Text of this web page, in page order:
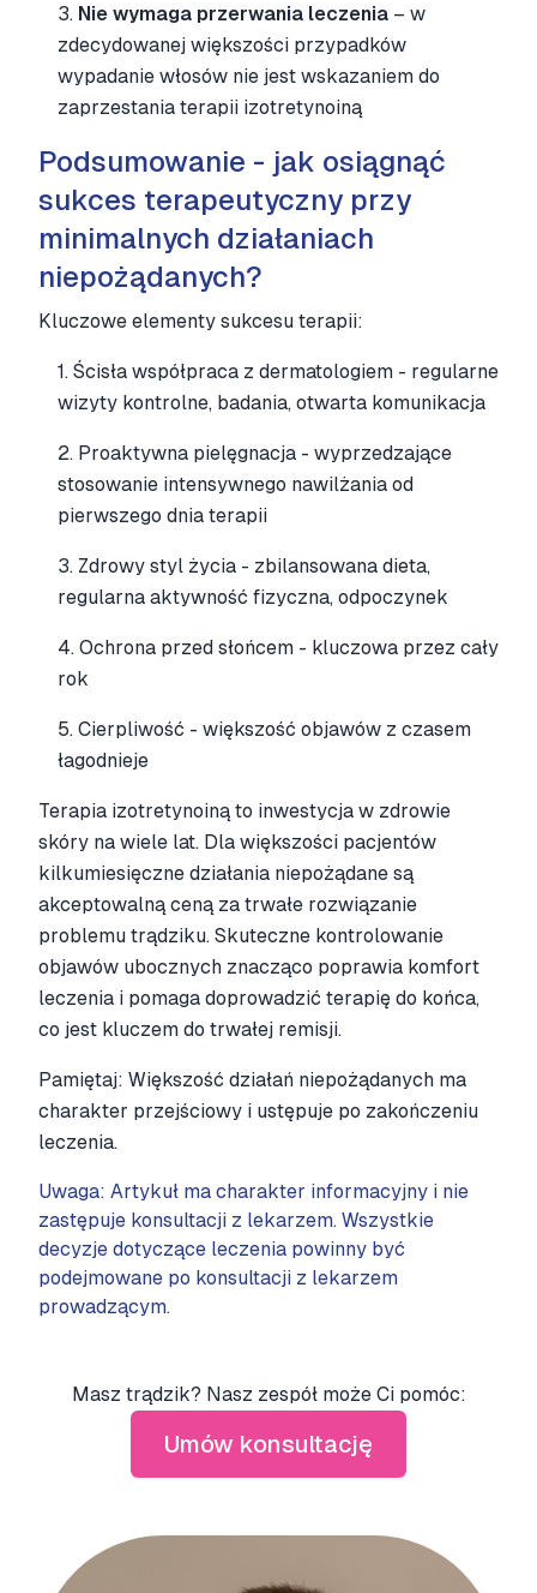
3. Nie wymaga przerwania leczenia – w
zdecydowanej większości przypadków
wypadanie włosów nie jest wskazaniem do
zaprzestania terapii izotretynoiną
Podsumowanie - jak osiągnąć
sukces terapeutyczny przy
minimalnych działaniach
niepożądanych?
Kluczowe elementy sukcesu terapii:
1. Ścisła współpraca z dermatologiem - regularne
wizyty kontrolne, badania, otwarta komunikacja
2. Proaktywna pielęgnacja - wyprzedzające
stosowanie intensywnego nawilżania od
pierwszego dnia terapii
3. Zdrowy styl życia - zbilansowana dieta,
regularna aktywność fizyczna, odpoczynek
4. Ochrona przed słońcem - kluczowa przez cały
rok
5. Cierpliwość - większość objawów z czasem
łagodnieje
Terapia izotretynoiną to inwestycja w zdrowie
skóry na wiele lat. Dla większości pacjentów
kilkumiesięczne działania niepożądane są
akceptowalną ceną za trwałe rozwiązanie
problemu trądziku. Skuteczne kontrolowanie
objawów ubocznych znacząco poprawia komfort
leczenia i pomaga doprowadzić terapię do końca,
co jest kluczem do trwałej remisji.
Pamiętaj: Większość działań niepożądanych ma
charakter przejściowy i ustępuje po zakończeniu
leczenia.
Uwaga: Artykuł ma charakter informacyjny i nie
zastępuje konsultacji z lekarzem. Wszystkie
decyzje dotyczące leczenia powinny być
podejmowane po konsultacji z lekarzem
prowadzącym.
Masz trądzik? Nasz zespół może Ci pomóc:
Umów konsultację